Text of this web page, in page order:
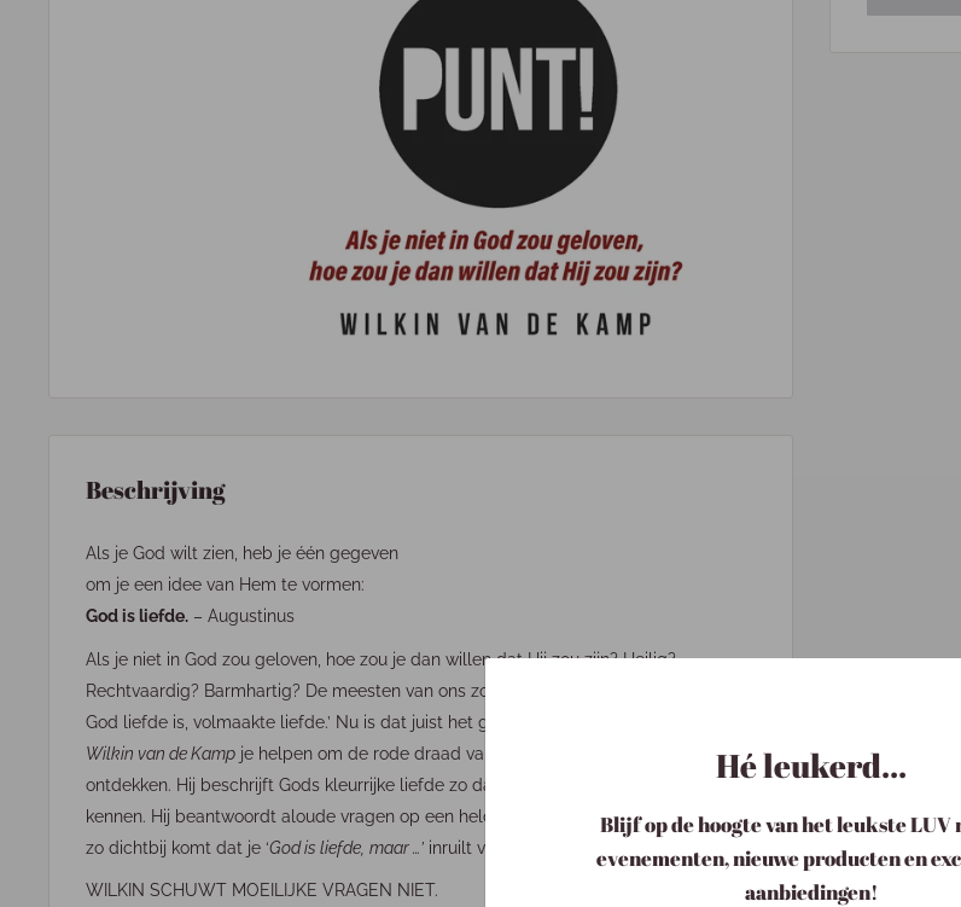
Hé leukerd...
Blijf op de hoogte van het leukste LUV
evenementen, nieuwe producten en
aanbiedingen!
Beschrijving
Als je God wilt zien, heb je één gegeven
om je een idee van Hem te vormen:
God is liefde. – Augustinus
Als je niet in God zou geloven, hoe zou je dan willen dat Hij zou zijn? Heilig?
Rechtvaardig? Barmhartig? De meesten van ons zouden zeggen: ‘Ik zou willen dat
God liefde is, volmaakte liefde.’ Nu is dat juist het goede nieuws! In dit boek wil
Wilkin van de Kamp je helpen om de rode draad van Gods liefde in de Bijbel te
ontdekken. Hij beschrijft Gods kleurrijke liefde zo dat je ernaar verlangt deze liefde te
kennen. Hij beantwoordt aloude vragen op een heldere manier, waardoor Gods liefde
zo dichtbij komt dat je ‘God is liefde, maar …’ inruilt voor
WILKIN SCHUWT MOEILIJKE VRAGEN NIET.